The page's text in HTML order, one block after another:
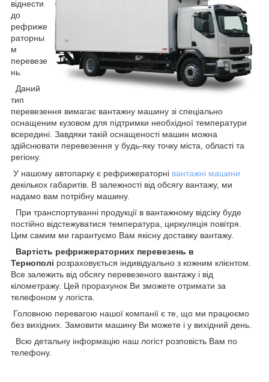
віднести
до
рефриже
раторны
м
перевезе
нь.
Даний
тип
перевезення вимагає вантажну машину зі спеціально
оснащеним кузовом для підтримки необхідної температури
всередині. Завдяки такій оснащеності машин можна
здійснювати перевезення у будь-яку точку міста, області та
регіону.
У нашому автопарку є рефрижераторні вантажні машини
декількох габаритів. В залежності від обсягу вантажу, ми
надамо вам потрібну машину.
При транспортуванні продукції в вантажному відсіку буде
постійно відстежуватися температура, циркуляція повітря.
Цим самим ми гарантуємо Вам якісну доставку вантажу.
Вартість рефрижераторних перевезень в
Тернополі розраховується індивідуально з кожним клієнтом.
Все залежить від обсягу перевезеного вантажу і від
кілометражу. Цей прорахунок Ви зможете отримати за
телефоном у логіста.
Головною перевагою нашої компанії є те, що ми працюємо
без вихідних. Замовити машину Ви можете і у вихідний день.
Всю детальну інформацію наш логіст розповість Вам по
телефону.